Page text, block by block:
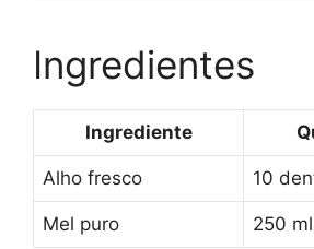
Ingredientes
Ingrediente
Alho fresco 10
Mel puro 250 ml